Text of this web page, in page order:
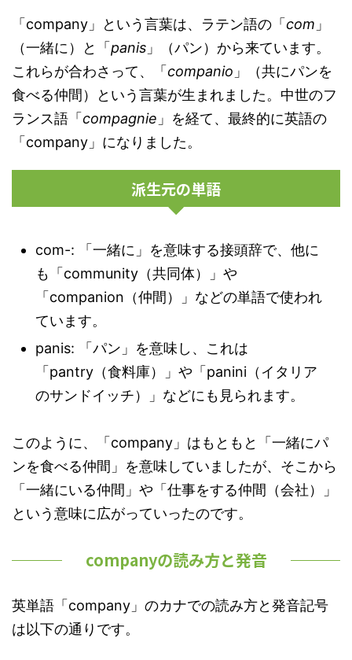
「company」という言葉は、ラテン語の「 com 」
（一緒に）と「 panis 」（パン）から来ています。
これらが合わさって、「 companio 」（共にパンを
食べる仲間）という言葉が生まれました。中世のフ
ランス語「 compagnie 」を経て、最終的に英語の
「company」になりました。
派生元の単語
com-: 「一緒に」を意味する接頭辞で、他に
も「community（共同体）」や
「companion（仲間）」などの単語で使われ
ています。
panis: 「パン」を意味し、これは
「pantry（食料庫）」や「panini（イタリア
のサンドイッチ）」などにも見られます。
このように、「company」はもともと「一緒にパ
ンを食べる仲間」を意味していましたが、そこから
「一緒にいる仲間」や「仕事をする仲間（会社）」
という意味に広がっていったのです。
companyの読み方と発音
英単語「company」のカナでの読み方と発音記号
は以下の通りです。